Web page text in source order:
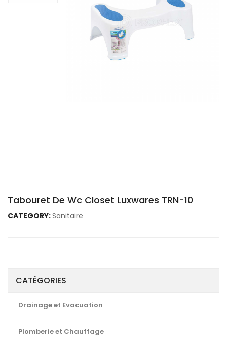
CATÉGORIES
Drainage et Evacuation
Plomberie et Chauffage
Tabouret De Wc Closet Luxwares TRN-10
CATEGORY:Sanitaire